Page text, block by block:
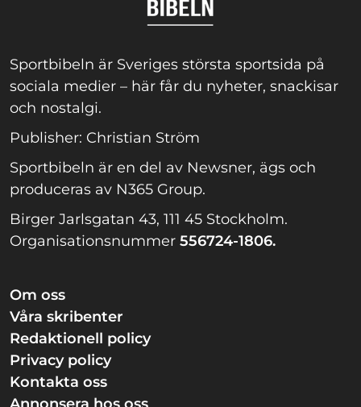
Sportbibeln är Sveriges största sportsida på
sociala medier – här får du nyheter, snackisar
och nostalgi.
Publisher: Christian Ström
Sportbibeln är en del av Newsner, ägs och
produceras av N365 Group.
Birger Jarlsgatan 43, 111 45 Stockholm.
Organisationsnummer 556724-1806.
Om oss
Våra skribenter
Redaktionell policy
Privacy policy
Kontakta oss